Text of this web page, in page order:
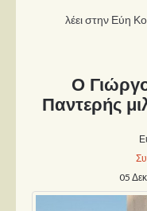
λέει στην Εύη
Ο
Παντερής
05